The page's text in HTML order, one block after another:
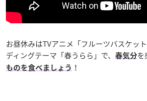
お昼休みはTVアニメ「フルーツバスケッ
ディングテーマ「春うらら」で、
春気分を
ものを食べましょう ！